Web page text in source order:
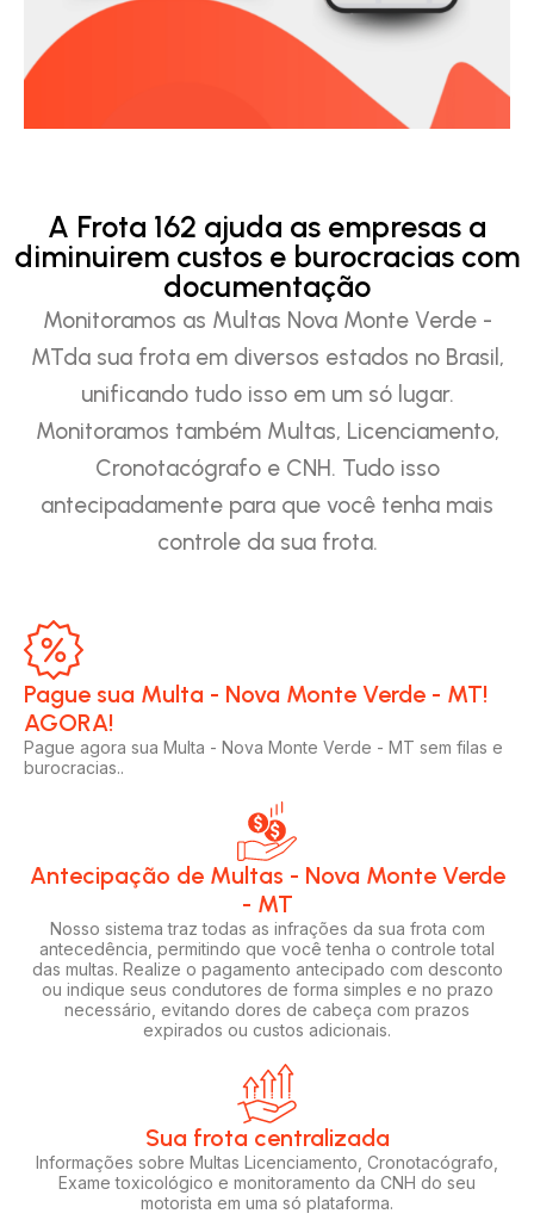
A Frota 162 ajuda as empresas a
diminuirem custos e burocracias com
documentação
Monitoramos as Multas Nova Monte Verde -
MTda sua frota em diversos estados no Brasil,
unificando tudo isso em um só lugar.
Monitoramos também Multas, Licenciamento,
Cronotacógrafo e CNH. Tudo isso
antecipadamente para que você tenha mais
controle da sua frota.
Pague sua Multa - Nova Monte Verde - MT!
AGORA!​
Pague agora sua Multa - Nova Monte Verde - MT sem filas e
burocracias..
Antecipação de Multas - Nova Monte Verde
- MT
Nosso sistema traz todas as infrações da sua frota com
antecedência, permitindo que você tenha o controle total
das multas. Realize o pagamento antecipado com desconto
ou indique seus condutores de forma simples e no prazo
necessário, evitando dores de cabeça com prazos
expirados ou custos adicionais.
Sua frota centralizada​
Informações sobre Multas Licenciamento, Cronotacógrafo,
Exame toxicológico e monitoramento da CNH do seu
motorista em uma só plataforma.